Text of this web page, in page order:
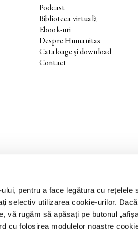
pentru a face legătura cu rețelele
selectiv utilizarea cookie-urilor.
vă rugăm să apăsați pe butonul „
cu folosirea modulelor noastre
Podcast
Biblioteca virtuală
Ebook-uri
Despre Humanitas
Cataloage și download
Contact